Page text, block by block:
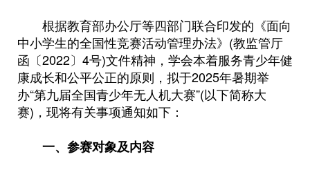
根据教育部办公厅等四部门联合印发的《面向
中小学生的全国性竞赛活动管理办法》(教监管厅
函〔2022〕4号)文件精神，学会本着服务青少年健
康成长和公平公正的原则，拟于2025年暑期举
办“第九届全国青少年无人机大赛”(以下简称大
赛)，现将有关事项通知如下：
一、参赛对象及内容